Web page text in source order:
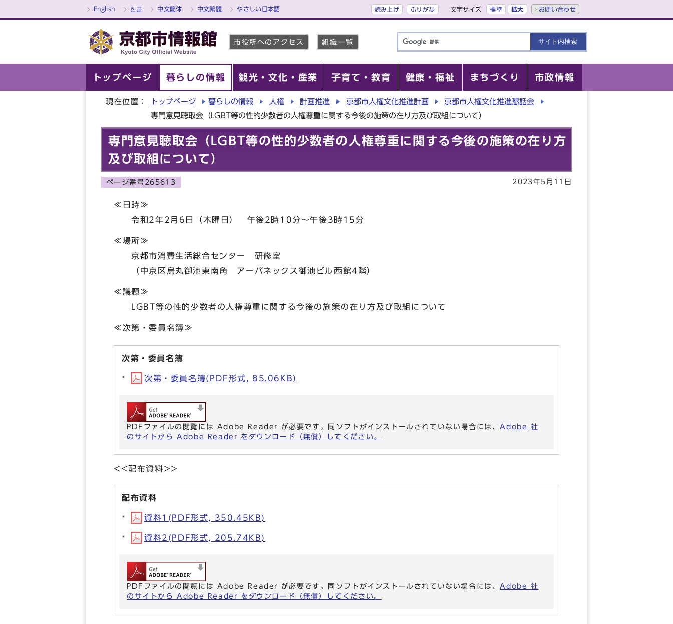
English 한글 中文簡体 中文繁體 やさしい日本語 読み上げ ふりがな 文字サイズ 標準 拡大 お問い合わせ
市役所へのアクセス 組織一覧
トップページ 暮らしの情報 観光・文化・産業 子育て・教育 健康・福祉 まちづくり 市政情報
現在位置： トップページ 暮らしの情報 人権 計画推進 京都市人権文化推進計画
京都市人権文化推進懇話会
専門意見聴取会（LGBT等の性的少数者の人権尊重に関する今後の施策の在り方及び取組について）
専門意見聴取会（LGBT等の性的少数者の人権尊重に関する今後の施策の在り方
及び取組について）
ページ番号265613 2023年5月11日
≪日時≫
令和2年2月6日（木曜日） 午後2時10分～午後3時15分
≪場所≫
京都市消費生活総合センター 研修室
（中京区烏丸御池東南角 アーバネックス御池ビル西館4階）
≪議題≫
LGBT等の性的少数者の人権尊重に関する今後の施策の在り方及び取組について
≪次第・委員名簿≫
次第・委員名簿
次第・委員名簿(PDF形式, 85.06KB)
PDFファイルの閲覧には Adobe Reader が必要です。同ソフトがインストールされていない場合には、Adobe 社
のサイトから Adobe Reader をダウンロード（無償）してください。
<<配布資料>>
配布資料
資料1(PDF形式, 350.45KB)
資料2(PDF形式, 205.74KB)
PDFファイルの閲覧には Adobe Reader が必要です。同ソフトがインストールされていない場合には、Adobe 社
のサイトから Adobe Reader をダウンロード（無償）してください。